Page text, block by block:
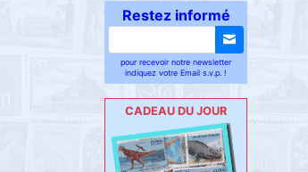
Restez informé
pour recevoir notre newsletter
indiquez votre Email s.v.p. !
CADEAU DU JOUR